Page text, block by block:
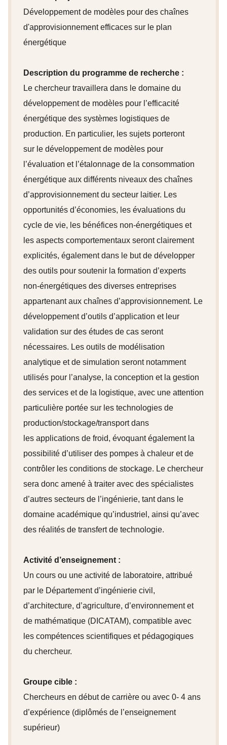
Développement de modèles pour des chaînes
d'approvisionnement efficaces sur le plan
énergétique
Description du programme de recherche :
Le chercheur travaillera dans le domaine du
développement de modèles pour l’efficacité
énergétique des systèmes logistiques de
production. En particulier, les sujets porteront
sur le développement de modèles pour
l’évaluation et l’étalonnage de la consommation
énergétique aux différents niveaux des chaînes
d’approvisionnement du secteur laitier. Les
opportunités d’économies, les évaluations du
cycle de vie, les bénéfices non-énergétiques et
les aspects comportementaux seront clairement
explicités, également dans le but de développer
des outils pour soutenir la formation d’experts
non-énergétiques des diverses entreprises
appartenant aux chaînes d’approvisionnement. Le
développement d’outils d’application et leur
validation sur des études de cas seront
nécessaires. Les outils de modélisation
analytique et de simulation seront notamment
utilisés pour l’analyse, la conception et la gestion
des services et de la logistique, avec une attention
particulière portée sur les technologies de
production/stockage/transport dans
les applications de froid, évoquant également la
possibilité d’utiliser des pompes à chaleur et de
contrôler les conditions de stockage. Le chercheur
sera donc amené à traiter avec des spécialistes
d’autres secteurs de l’ingénierie, tant dans le
domaine académique qu’industriel, ainsi qu’avec
des réalités de transfert de technologie.
Activité d’enseignement :
Un cours ou une activité de laboratoire, attribué
par le Département d’ingénierie civil,
d’architecture, d’agriculture, d’environnement et
de mathématique (DICATAM), compatible avec
les compétences scientifiques et pédagogiques
du chercheur.
Groupe cible :
Chercheurs en début de carrière ou avec 0- 4 ans
d’expérience (diplômés de l’enseignement
supérieur)